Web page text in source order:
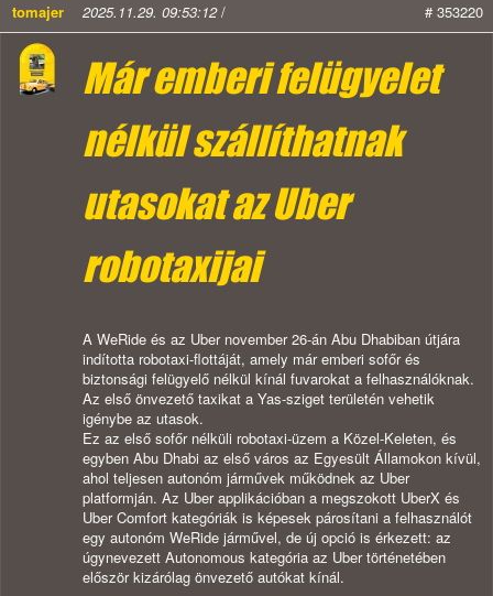
tomajer 2025.11.29. 09:53:12/ # 353220
Már emberi felügyelet
nélkül szállíthatnak
utasokat az Uber
robotaxijai
A WeRide és az Uber november 26-án Abu Dhabiban útjára
indította robotaxi-flottáját, amely már emberi sofőr és
biztonsági felügyelő nélkül kínál fuvarokat a felhasználóknak.
Az első önvezető taxikat a Yas-sziget területén vehetik
igénybe az utasok.
Ez az első sofőr nélküli robotaxi-üzem a Közel-Keleten, és
egyben Abu Dhabi az első város az Egyesült Államokon kívül,
ahol teljesen autonóm járművek működnek az Uber
platformján. Az Uber applikációban a megszokott UberX és
Uber Comfort kategóriák is képesek párosítani a felhasználót
egy autonóm WeRide járművel, de új opció is érkezett: az
úgynevezett Autonomous kategória az Uber történetében
először kizárólag önvezető autókat kínál.